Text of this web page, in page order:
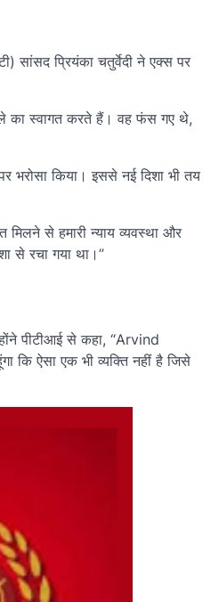
सांसद प्रियंका चतुर्वेदी ने एक्स पर
का स्वागत करते हैं। वह फंस गए थे,
भरोसा किया। इससे नई दिशा भी तय
से हमारी न्याय व्यवस्था और
से रचा गया था।”
पीटीआई से कहा, “Arvind
कि ऐसा एक भी व्यक्ति नहीं है जिसे